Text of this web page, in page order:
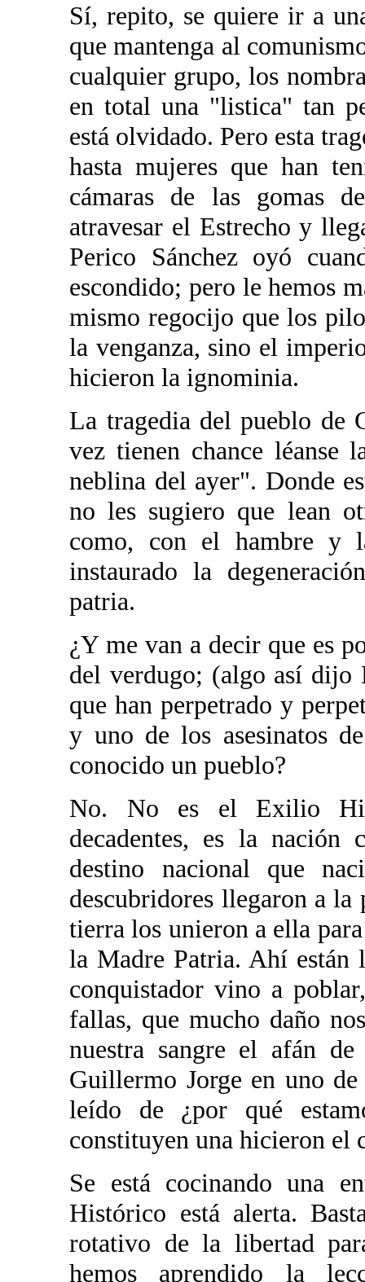
Sí, repito, se quiere ir a
que mantenga al
cualquier grupo, los
en total una "listica" tan
está olvidado. Pero esta
hasta mujeres que han
cámaras de las gomas
atravesar el Estrecho y
Perico Sánchez oyó
escondido; pero le hemos
mismo regocijo que los
la venganza, sino el
hicieron la ignominia.
La tragedia del pueblo de
vez tienen chance léanse
neblina del ayer". Donde
no les sugiero que lean
como, con el hambre y
instaurado la
patria.
¿Y me van a decir que es
del verdugo; (algo así dijo
que han perpetrado y
y uno de los asesinatos
conocido un pueblo?
No. No es el Exilio
decadentes, es la nación
destino nacional que
descubridores llegaron a
tierra los unieron a ella
la Madre Patria. Ahí están
conquistador vino a
fallas, que mucho daño
nuestra sangre el afán
Guillermo Jorge en uno
leído de ¿por qué
constituyen una hicieron el
Se está cocinando una
Histórico está alerta.
rotativo de la libertad
hemos aprendido la